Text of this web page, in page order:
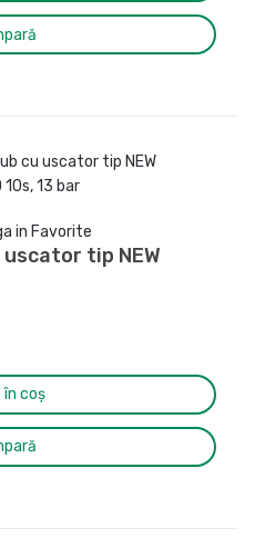
in Favorite
tip NEW
în coș